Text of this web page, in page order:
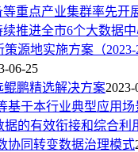
重点产业集群率先开
推进全市6个大数据
源地实施方案（
06-25
鲲鹏精选解决方案2023-
基于本行业典型应用
的有效衔接和综合利
协同转变数据治理模式